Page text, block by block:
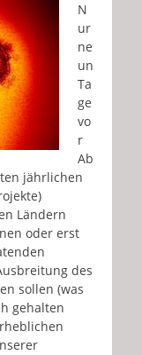
N
ur
ne
un
Ta
ge
vo
r
Ab
jährlichen
Ländern
oder erst
des
sollen (was
gehalten